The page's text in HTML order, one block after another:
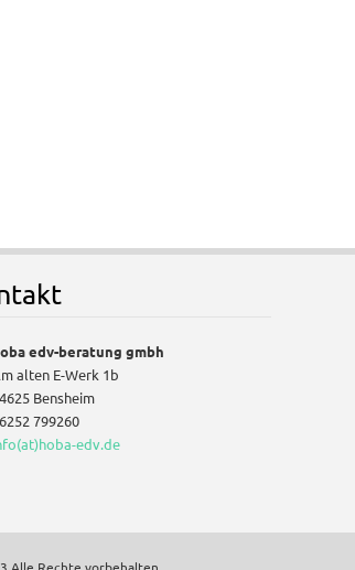
edv-beratung gmbh
alten E-Werk 1b
Bensheim
799260
edv.de